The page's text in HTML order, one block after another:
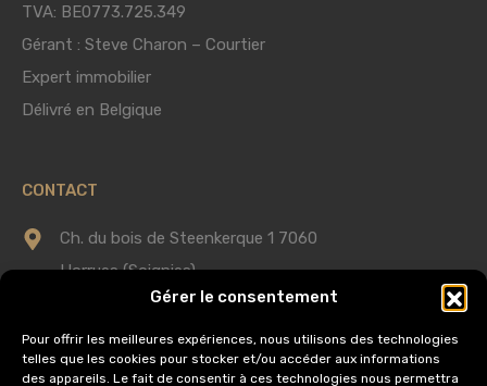
Gérer le consentement
Pour offrir les meilleures expériences, nous utilisons des technologies
telles que les cookies pour stocker et/ou accéder aux informations
des appareils. Le fait de consentir à ces technologies nous permettra
TVA: BE0773.725.349
Gérant : Steve Charon – Courtier
Expert immobilier
Délivré en Belgique
CONTACT
Ch. du bois de Steenkerque 1 7060
Horrues (Soignies)
info@immobilieredomus.be